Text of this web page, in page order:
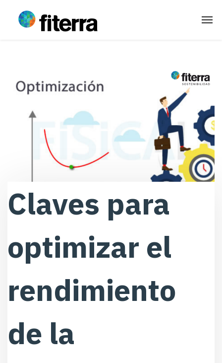
Claves para
optimizar el
rendimiento
de la